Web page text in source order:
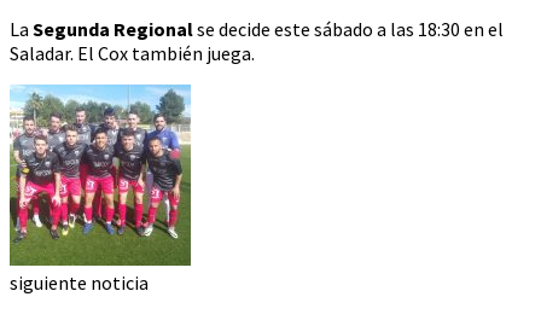
La Segunda Regionalse decide este sábado a las 18:30 en el
Saladar. El Cox también juega.
siguiente noticia